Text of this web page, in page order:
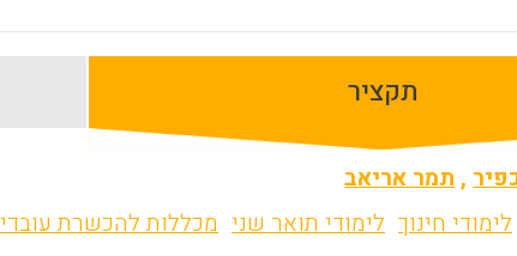
תקציר
,תמר אריאב
לימודי חינוך לימודי תואר שני מכללות להכשרת